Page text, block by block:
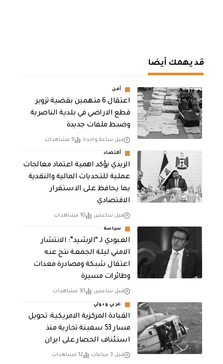
قد يهمك أيضا
أمن
اعتقال 6 متهمين بقضية تزوير
قطع الاراضي في بلدية الناصرية
وضبط ملفات جديدة
قبل ساعة واحدة 9 مشاهدات
أقتصاد
الزيدي يؤكد اهمية اعتماد معالجات
عملية للتحديات المالية والنقدية
بما يحافظ على الاستقرار
الاقتصادي
قبل ساعتين 10 مشاهدات
سياسة
العبودي لـ “الرشيد”: الانتشار
الامني ليلة الجمعة نتج عنه
اعتقال شبكة ومصادرة معدات
وطائرات مسيرة
قبل ساعتين 30 مشاهدات
عربي ودولي
القيادة المركزية الامريكية: تحويل
مسار 53 سفينة تجارية منذ
استئناف الحصار على ايران
قبل 3 ساعات 12 مشاهدات